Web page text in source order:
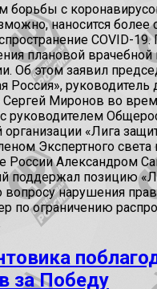
борьбы с
наносится более
COVID-19.
плановой
Об этом заявил
Россия», руководитель
Миронов во
руководителем
«Лига
Экспертного света
России Александром
поддержал позицию
вопросу нарушения
по ограничению
за Победу